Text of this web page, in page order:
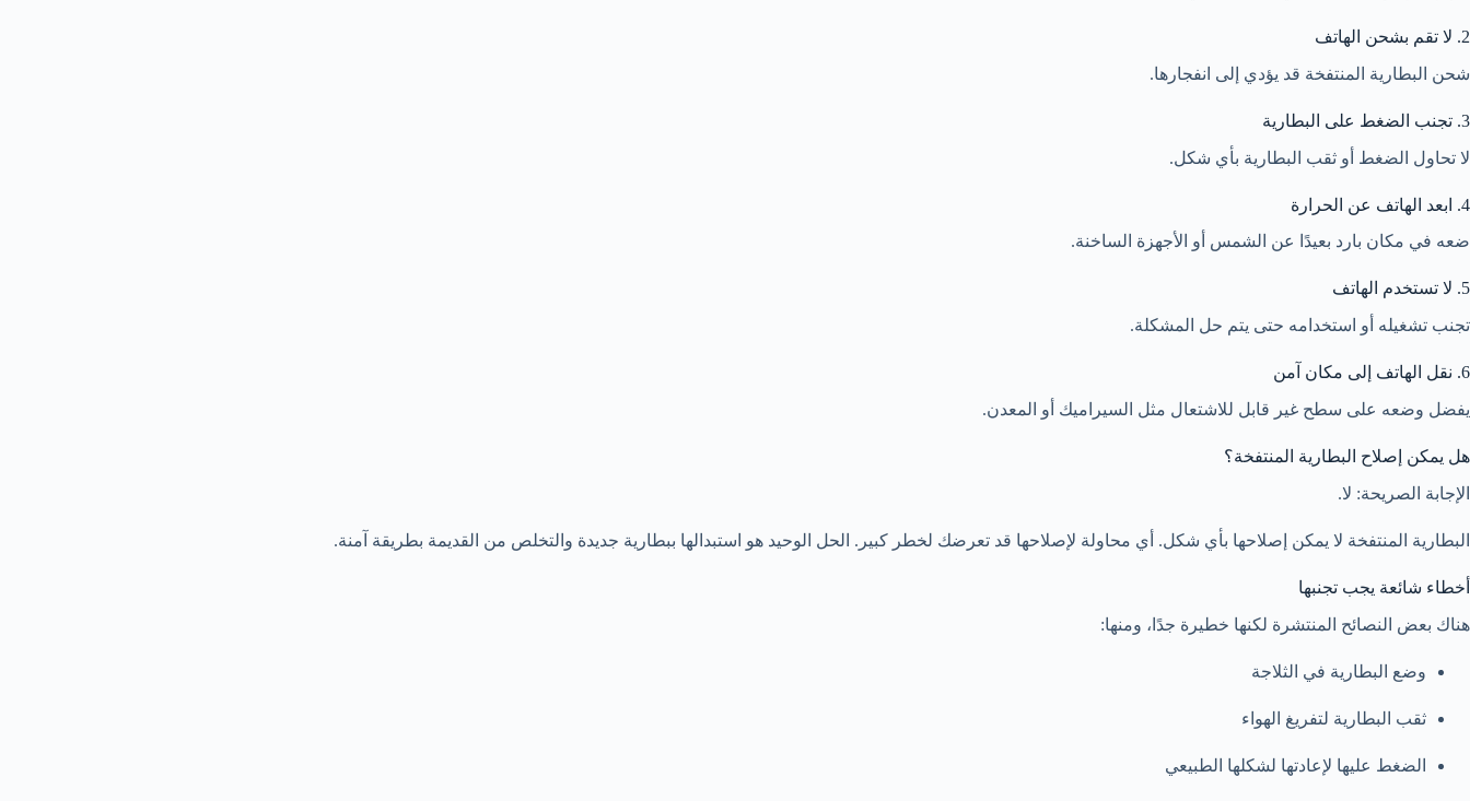
2. لا تقم بشحن الهاتف
شحن البطارية المنتفخة قد يؤدي إلى انفجارها.
3. تجنب الضغط على البطارية
لا تحاول الضغط أو ثقب البطارية بأي شكل.
4. ابعد الهاتف عن الحرارة
ضعه في مكان بارد بعيدًا عن الشمس أو الأجهزة الساخنة.
5. لا تستخدم الهاتف
تجنب تشغيله أو استخدامه حتى يتم حل المشكلة.
6. نقل الهاتف إلى مكان آمن
يفضل وضعه على سطح غير قابل للاشتعال مثل السيراميك أو المعدن.
هل يمكن إصلاح البطارية المنتفخة؟
الإجابة الصريحة: لا.
البطارية المنتفخة لا يمكن إصلاحها بأي شكل. أي محاولة لإصلاحها قد تعرضك لخطر كبير. الحل الوحيد هو استبدالها ببطارية جديدة والتخلص من القديمة بطريقة آمنة.
أخطاء شائعة يجب تجنبها
هناك بعض النصائح المنتشرة لكنها خطيرة جدًا، ومنها:
وضع البطارية في الثلاجة
ثقب البطارية لتفريغ الهواء
الضغط عليها لإعادتها لشكلها الطبيعي